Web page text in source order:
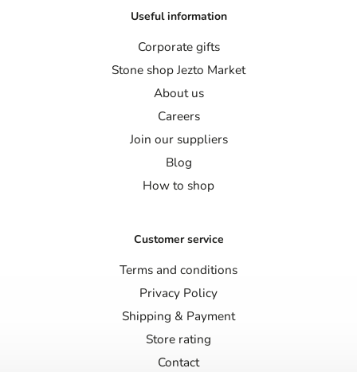
Useful information
Corporate gifts
Stone shop Jezto Market
About us
Careers
Join our suppliers
Blog
How to shop
Customer service
Terms and conditions
Privacy Policy
Shipping & Payment
Store rating
Contact